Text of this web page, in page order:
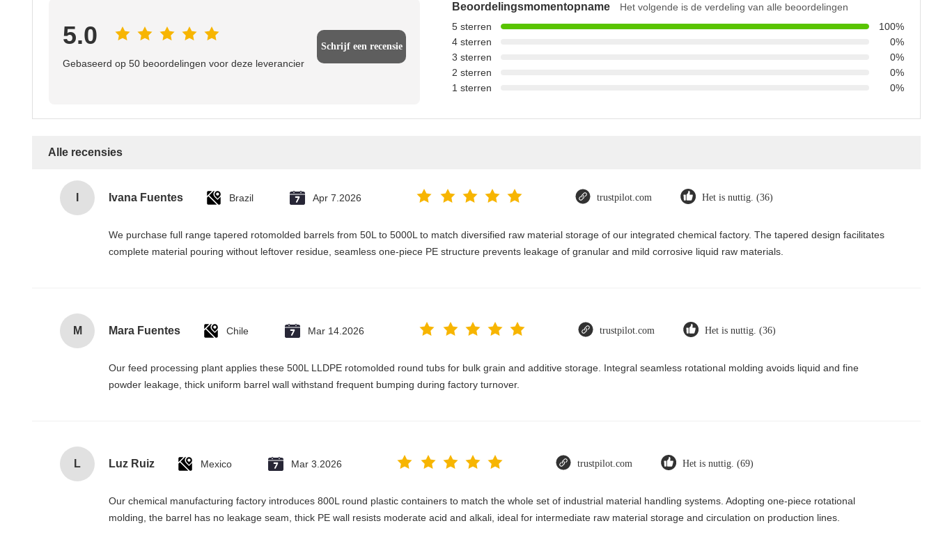
5.0
Gebaseerd op 50 beoordelingen voor deze leverancier
Schrijf een recensie
Beoordelingsmomentopname
Het volgende is de verdeling van alle beoordelingen
5 sterren
100%
4 sterren
0%
3 sterren
0%
2 sterren
0%
1 sterren
0%
Alle recensies
Ivana Fuentes Brazil Apr 7.2026 trustpilot.com Het is nuttig. (36)
We purchase full range tapered rotomolded barrels from 50L to 5000L to match diversified raw material storage of our integrated chemical factory. The tapered design facilitates
complete material pouring without leftover residue, seamless one-piece PE structure prevents leakage of granular and mild corrosive liquid raw materials.
M Mara Fuentes Chile Mar 14.2026 trustpilot.com Het is nuttig. (36)
Our feed processing plant applies these 500L LLDPE rotomolded round tubs for bulk grain and additive storage. Integral seamless rotational molding avoids liquid and fine
powder leakage, thick uniform barrel wall withstand frequent bumping during factory turnover.
L Luz Ruiz Mexico Mar 3.2026 trustpilot.com Het is nuttig. (69)
Our chemical manufacturing factory introduces 800L round plastic containers to match the whole set of industrial material handling systems. Adopting one-piece rotational
molding, the barrel has no leakage seam, thick PE wall resists moderate acid and alkali, ideal for intermediate raw material storage and circulation on production lines.